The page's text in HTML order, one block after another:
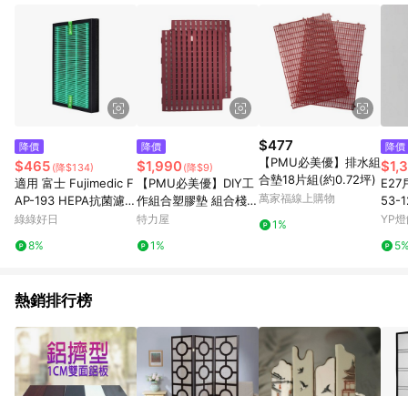
回饋。 5. 點數回饋會扣除所有折扣優惠後之最終發票金額計算，
實際回饋請依LINE購物通知為主。 6. 訂單如有使用東森購物
ETMall站內之折扣優惠(包含但不限於東森幣、樂透金、東森現金
券等)，不具點數回饋資格。詳細請依東森購物ETMall之結帳頁面
顯示為準。 7. LINE購物設有「單一商品最高回饋點數」機制(特
殊活動時開放「回饋無上限」)，以同一訂單中同一商品不論件數
計算，並依訂單成立時間當下LINE購物所設定的回饋機制為準。
8. LINE購物為購物資訊整合性平台，商品資料更新會有時間差，
如顯示之商品規格、顏色、價位、贈品與東森購物ETMall銷售網
頁不符，以銷售網頁標示為準。 9. 若有贈點爭議，請務必於訂單
日期+180天以內至LINE購物客服洽詢；若超過180天(含)以上進
行申訴，恕無法贈點回饋。 10. 部分點數紅包僅限指定商品使
用，或不適用於無回饋商品。各點數紅包之適用商品與使用條件
請依點數紅包頁面規則為準。
降價
$465 (降$134)
適用 富士 Fujimedic F
AP-193 HEPA抗菌濾芯
綠綠好日
綠綠好日
8%
降價
$1,990(降$9)
【PMU必美優】DIY工
作組合塑膠墊 組合棧板
18片(1.5坪) 紅色 (免費
特力屋
1%
$477
【PMU必美優】排水組
合墊18片組(約0.72坪)
萬家福線上購物
1%
降價
E27
53-
YP
熱銷排行榜